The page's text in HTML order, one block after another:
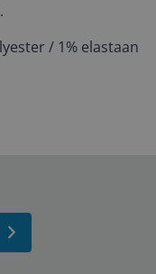
/ 1% elastaan